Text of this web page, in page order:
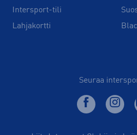
Intersport-tili
Lahjakortti
Seuraa